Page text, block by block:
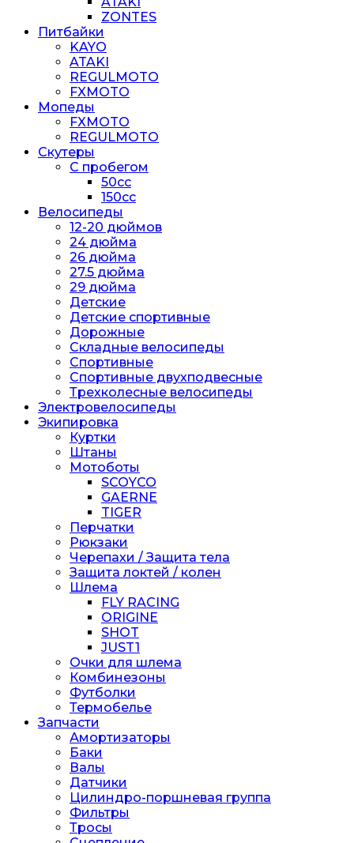
ZONTES
Питбайки
KAYO
ATAKI
REGULMOTO
FXMOTO
Мопеды
FXMOTO
REGULMOTO
Скутеры
С пробегом
50cc
150cc
Велосипеды
12-20 дюймов
24 дюйма
26 дюйма
27.5 дюйма
29 дюйма
Детские
Детские спортивные
Дорожные
Складные велосипеды
Спортивные
Спортивные двухподвесные
Трехколесные велосипеды
Электровелосипеды
Экипировка
Куртки
Штаны
Мотоботы
SCOYCO
GAERNE
TIGER
Перчатки
Рюкзаки
Черепахи / Защита тела
Защита локтей / колен
Шлема
FLY RACING
ORIGINE
SHOT
JUST1
Очки для шлема
Комбинезоны
Футболки
Термобелье
Запчасти
Амортизаторы
Баки
Валы
Датчики
Цилиндро-поршневая группа
Фильтры
Тросы